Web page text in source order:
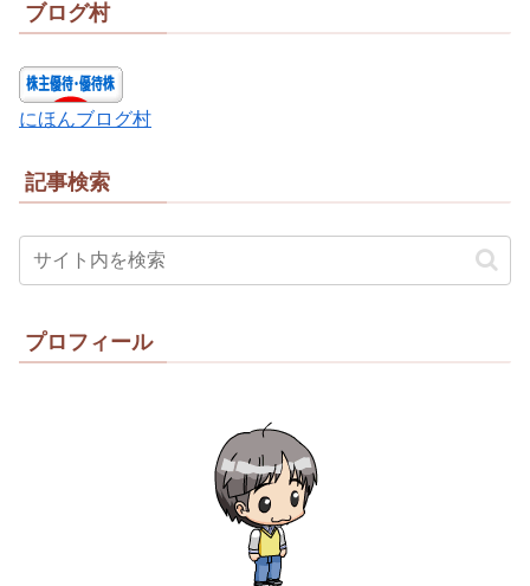
ブログ村
にほんブログ村
記事検索
プロフィール